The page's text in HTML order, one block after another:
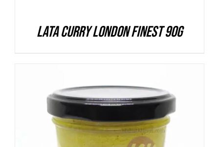
Lata Curry London Finest 90g